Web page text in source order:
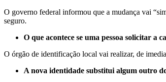
O governo federal informou que a mudança vai
seguro.
O que acontece se uma pessoa solicitar a
O órgão de identificação local vai realizar, de
A nova identidade substitui algum outro